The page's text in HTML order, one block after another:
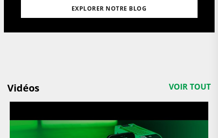
EXPLORER NOTRE BLOG
Vidéos VOIR TOUT